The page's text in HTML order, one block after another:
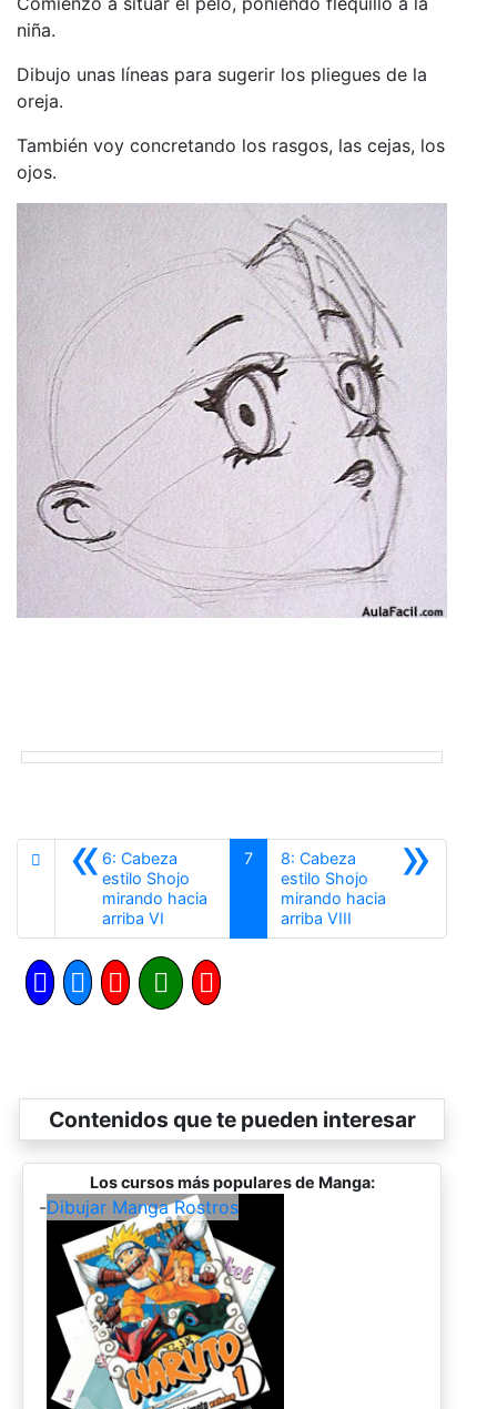
niña.
Dibujo unas líneas para sugerir los pliegues de la
oreja.
También voy concretando los rasgos, las cejas, los
ojos.
«6: Cabeza
estilo Shojo
mirando hacia
arriba VI
7 »
8: Cabeza
estilo Shojo
mirando hacia
arriba VIII
Contenidos que te pueden interesar
Los cursos más populares de Manga:
-Dibujar Manga Rostros